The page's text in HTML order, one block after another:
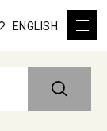
ENGLISH